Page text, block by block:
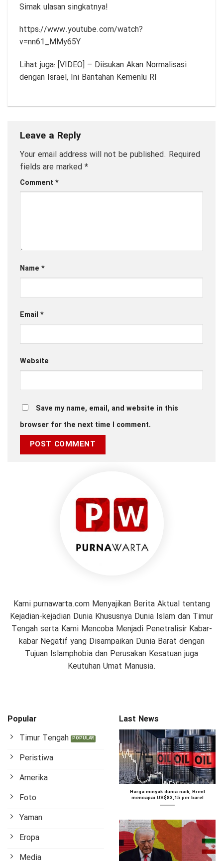
Simak ulasan singkatnya!
https://www.youtube.com/watch?
v=nn61_MMy65Y
Lihat juga: [VIDEO] – Diisukan Akan Normalisasi
dengan Israel, Ini Bantahan Kemenlu RI
Leave a Reply
Your email address will not be published. Required
fields are marked *
Comment *
Name *
Email *
Website
Save my name, email, and website in this
browser for the next time I comment.
Kami purnawarta.com Menyajikan Berita Aktual tentang
Kejadian-kejadian Dunia Khususnya Dunia Islam dan Timur
Tengah serta Kami Mencoba Menjadi Penetralisir Kabar-
kabar Negatif yang Disampaikan Dunia Barat dengan
Tujuan Islamphobia dan Perusakan Kesatuan juga
Keutuhan Umat Manusia.
Popular
Timur Tengah
Peristiwa
Amerika
Foto
Yaman
Eropa
Media
Last News
Harga minyak dunia naik, Brent
mencapai US$83,15 per barel